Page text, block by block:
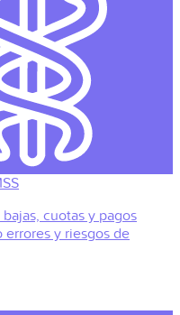
cuotas y pagos
errores y riesgos de